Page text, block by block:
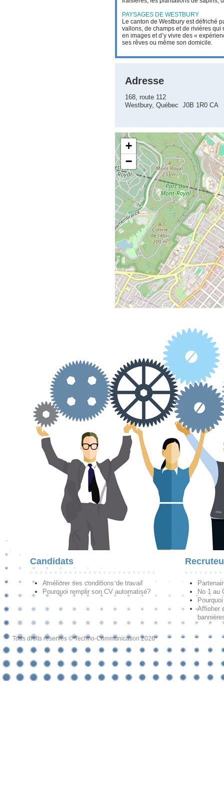
PAYSAGES DE WESTBURY
Le canton de Westbury est défriché
vallons, de champs et de rivières qui
en images et d’y vivre des «
ses rêves ou même son domicile.
Adresse
168, route 112
Westbury, Québec J0B 1R0 CA
+
−
Candidats
Améliorer ses conditions de travail
Pourquoi remplir son CV automatisé?
No 1 au
Afficher
Tous droits réservés © Techno-Communication 2026